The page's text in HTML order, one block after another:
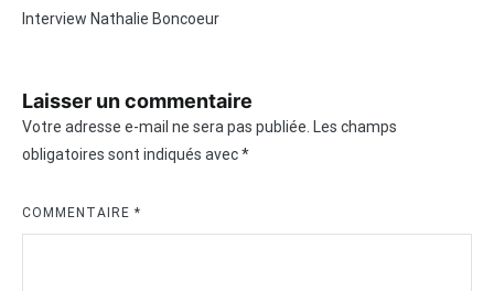
Interview Nathalie Boncoeur
Laisser un commentaire
Votre adresse e-mail ne sera pas publiée. Les champs
obligatoires sont indiqués avec*
COMMENTAIRE *